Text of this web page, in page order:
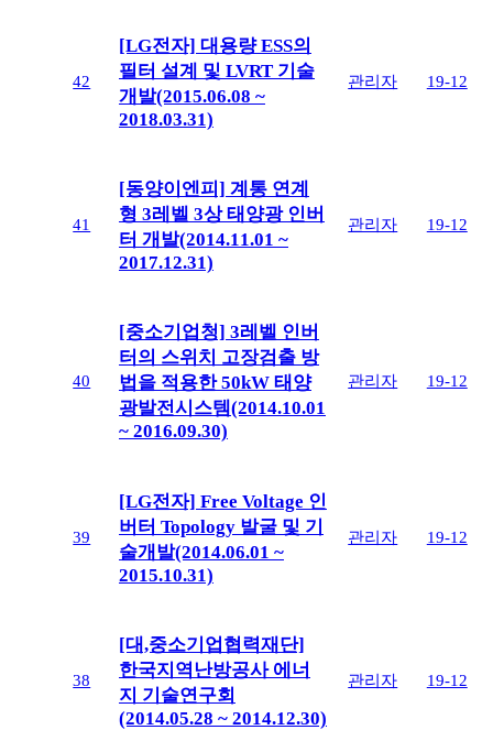
42
[LG전자] 대용량 ESS의
필터 설계 및 LVRT 기술
개발(2015.06.08 ~
2018.03.31)
관리자 19-12
41
[동양이엔피] 계통 연계
형 3레벨 3상 태양광 인버
터 개발(2014.11.01 ~
2017.12.31)
관리자 19-12
40
[중소기업청] 3레벨 인버
터의 스위치 고장검출 방
법을 적용한 50kW 태양
광발전시스템(2014.10.01
~ 2016.09.30)
관리자 19-12
39
[LG전자] Free Voltage 인
버터 Topology 발굴 및 기
술개발(2014.06.01 ~
2015.10.31)
관리자 19-12
38
[대,중소기업협력재단]
한국지역난방공사 에너
지 기술연구회
(2014.05.28 ~ 2014.12.30)
관리자 19-12